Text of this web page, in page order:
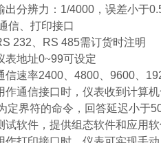
出分辨力：1/4000，误差小于
信、打印接口
232、RS 485需订货时注明
表地址0~99可设定
信速率2400、4800、9600、
作通信接口时，仪表收到计算
为定界符的命令，回答延迟小于
试软件，提供组态软件和应用